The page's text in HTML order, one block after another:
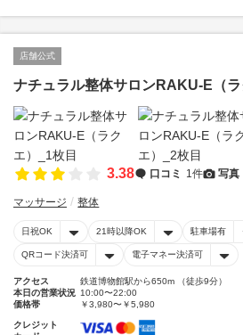
店舗公式
ナチュラル整体サロンRAKU-E（ラ
3.38 口コミ 1件 写真
マッサージ 整体
日祝OK 21時以降OK 駐車場有
QRコード決済可 電子マネー決済可
アクセス
鉄道博物館駅から650m （徒歩9分）
本日の営業状況 10:00〜22:00
価格帯
￥3,980〜￥5,980
クレジット